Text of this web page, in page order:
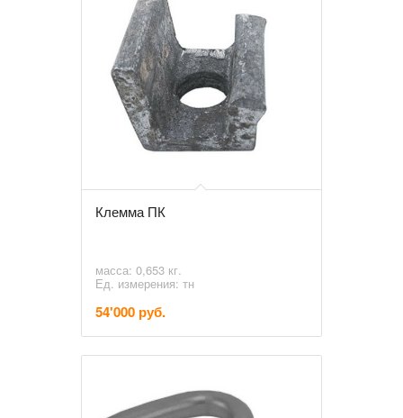
Клемма ПК
масса: 0,653 кг.
Ед. измерения: тн
54'000 руб.